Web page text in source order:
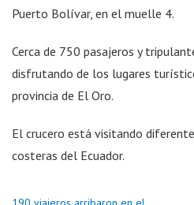
Puerto Bolívar, en el muelle 4.
Cerca de 750 pasajeros y
disfrutando de los lugares
provincia de El Oro.
El crucero está visitando
costeras del Ecuador.